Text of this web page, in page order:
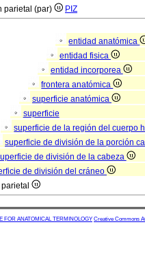
parietal (par) PIZ
entidad anatómica
entidad fisica
entidad incorporea
frontera anatómica
superficie anatómica
superficie
superficie de la región del cuerpo
superficie de división de la porción
de división de la cabeza
de división del cráneo
FOR ANATOMICAL TERMINOLOGY Creative Commons